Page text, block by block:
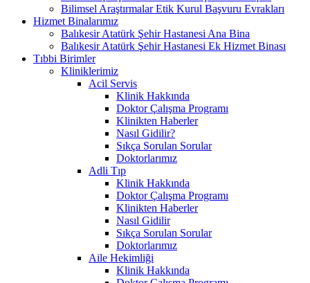
Bilimsel Araştırmalar Etik Kurul Başvuru Evrakları
Hizmet Binalarımız
Balıkesir Atatürk Şehir Hastanesi Ana Bina
Balıkesir Atatürk Şehir Hastanesi Ek Hizmet Binası
Tıbbi Birimler
Kliniklerimiz
Acil Servis
Klinik Hakkında
Doktor Çalışma Programı
Klinikten Haberler
Nasıl Gidilir?
Sıkça Sorulan Sorular
Doktorlarımız
Adli Tıp
Klinik Hakkında
Doktor Çalışma Programı
Klinikten Haberler
Nasıl Gidilir
Sıkça Sorulan Sorular
Doktorlarımız
Aile Hekimliği
Klinik Hakkında